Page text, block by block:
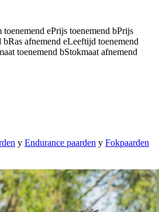
toenemend ePrijs toenemend bPrijs
bRas afnemend eLeeftijd toenemend
toenemend bStokmaat afnemend
y Endurance paarden y Fokpaarden